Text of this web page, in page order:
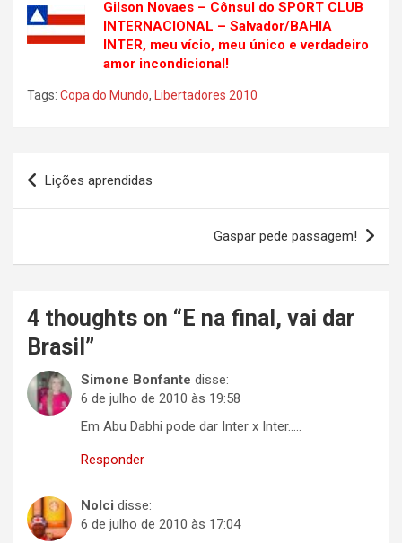
Gilson Novaes – Cônsul do SPORT CLUB
INTERNACIONAL – Salvador/BAHIA
INTER, meu vício, meu único e verdadeiro
amor incondicional!
Tags: Copa do Mundo, Libertadores 2010
Navegação
de
Lições aprendidas
Gaspar pede passagem!
4 thoughts on “ E na final, vai dar
Brasil ”
Simone Bonfante disse:
6 de julho de 2010 às 19:58
Em Abu Dabhi pode dar Inter x Inter…..
Responder
Nolci disse:
6 de julho de 2010 às 17:04